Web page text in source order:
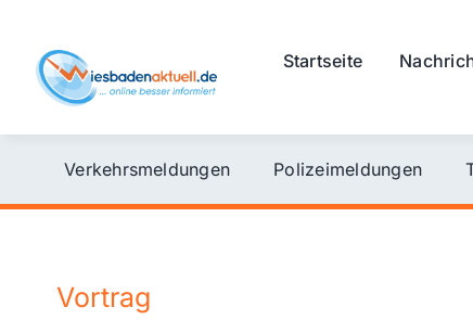
content
Startseite
Verkehrsmeldungen Polizeimeldungen
Vortrag